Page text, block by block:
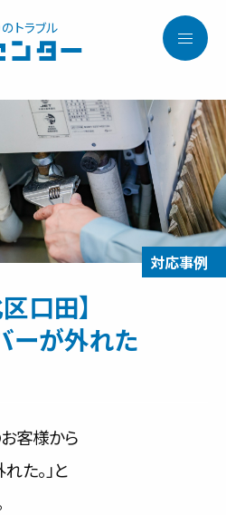
トラブル
ー
容と料金事例
金一覧
口田】
ーが外れた
客様から
た。」と